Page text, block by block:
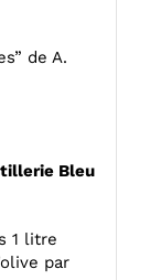
de A.
Bleu
1 litre
par